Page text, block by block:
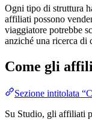
Ogni tipo di struttura
affiliati possono
viaggiatore potrebbe
anziché una ricerca di
Come gli
Sezione intitolata
Su Studio, gli affiliati